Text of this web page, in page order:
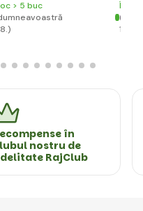
> 5 buc
În
(La
în
nostru de
RajClub